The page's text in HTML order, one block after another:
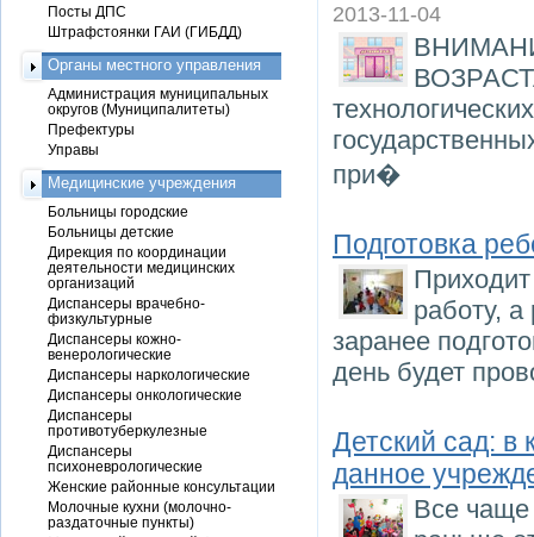
2013-11-04
при�
Подготовка
работу,
заранее
день будет
Детский сад: в
данное
Все чаще
Посты ДПС
Штрафстоянки ГАИ (ГИБДД)
Органы местного управления
Администрация муниципальных
округов (Муниципалитеты)
Префектуры
Управы
Медицинские учреждения
Больницы городские
Больницы детские
Дирекция по координации
деятельности медицинских
организаций
Диспансеры врачебно-
физкультурные
Диспансеры кожно-
венерологические
Диспансеры наркологические
Диспансеры онкологические
Диспансеры
противотуберкулезные
Диспансеры
психоневрологические
Женские районные консультации
Молочные кухни (молочно-
раздаточные пункты)